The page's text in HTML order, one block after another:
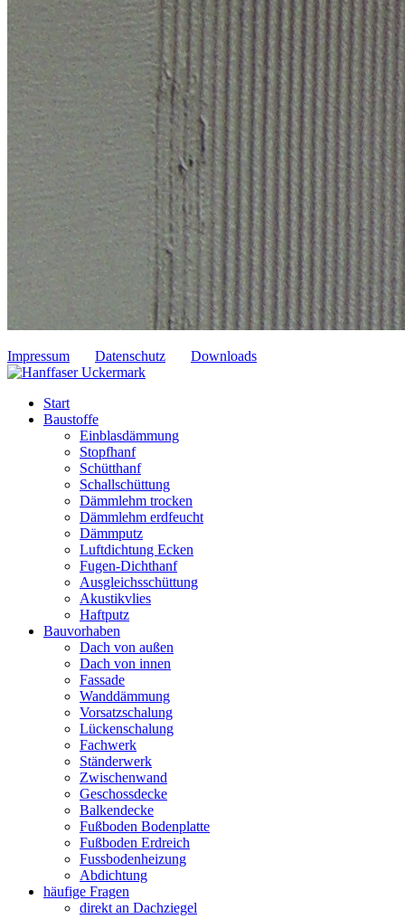
Impressum Datenschutz Downloads
Start
Baustoffe
Einblasdämmung
Stopfhanf
Schütthanf
Schallschüttung
Dämmlehm trocken
Dämmlehm erdfeucht
Dämmputz
Luftdichtung Ecken
Fugen-Dichthanf
Ausgleichsschüttung
Akustikvlies
Haftputz
Bauvorhaben
Dach von außen
Dach von innen
Fassade
Wanddämmung
Vorsatzschalung
Lückenschalung
Fachwerk
Ständerwerk
Zwischenwand
Geschossdecke
Balkendecke
Fußboden Bodenplatte
Fußboden Erdreich
Fussbodenheizung
Abdichtung
häufige Fragen
direkt an Dachziegel